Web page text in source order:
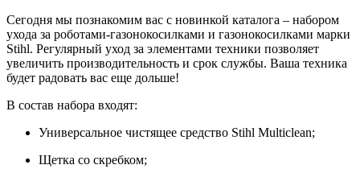
Сегодня мы познакомим вас с новинкой каталога – набором
ухода за роботами-газонокосилками и газонокосилками марки
Stihl. Регулярный уход за элементами техники позволяет
увеличить производительность и срок службы. Ваша техника
будет радовать вас еще дольше!
В состав набора входят:
Универсальное чистящее средство Stihl Multiclean;
Щетка со скребком;